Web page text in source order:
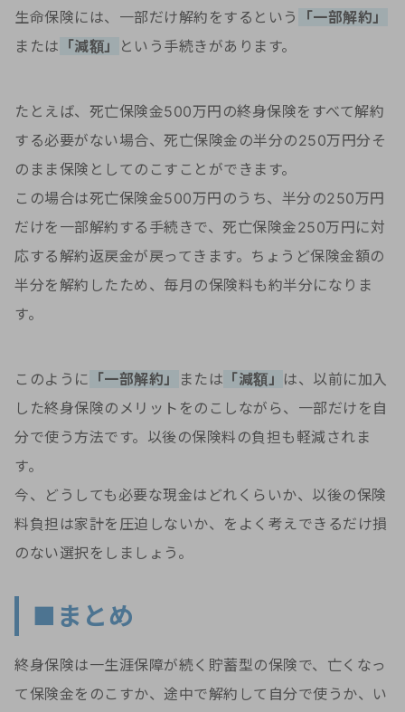
生命保険には、一部だけ解約をするという
「一部解約」
または 「減額」 という手続きがあります。
たとえば、死亡保険金500万円の終身保険をすべて解約
する必要がない場合、死亡保険金の半分の250万円分そ
のまま保険としてのこすことができます。
この場合は死亡保険金500万円のうち、半分の250万円
だけを一部解約する手続きで、死亡保険金250万円に対
応する解約返戻金が戻ってきます。ちょうど保険金額の
半分を解約したため、毎月の保険料も約半分になりま
す。
このように 「一部解約」 または 「減額」 は、以前に加入
した終身保険のメリットをのこしながら、一部だけを自
分で使う方法です。以後の保険料の負担も軽減されま
す。
今、どうしても必要な現金はどれくらいか、以後の保険
料負担は家計を圧迫しないか、をよく考えできるだけ損
のない選択をしましょう。
■まとめ
終身保険は一生涯保障が続く貯蓄型の保険で、亡くなっ
て保険金をのこすか、途中で解約して自分で使うか、い